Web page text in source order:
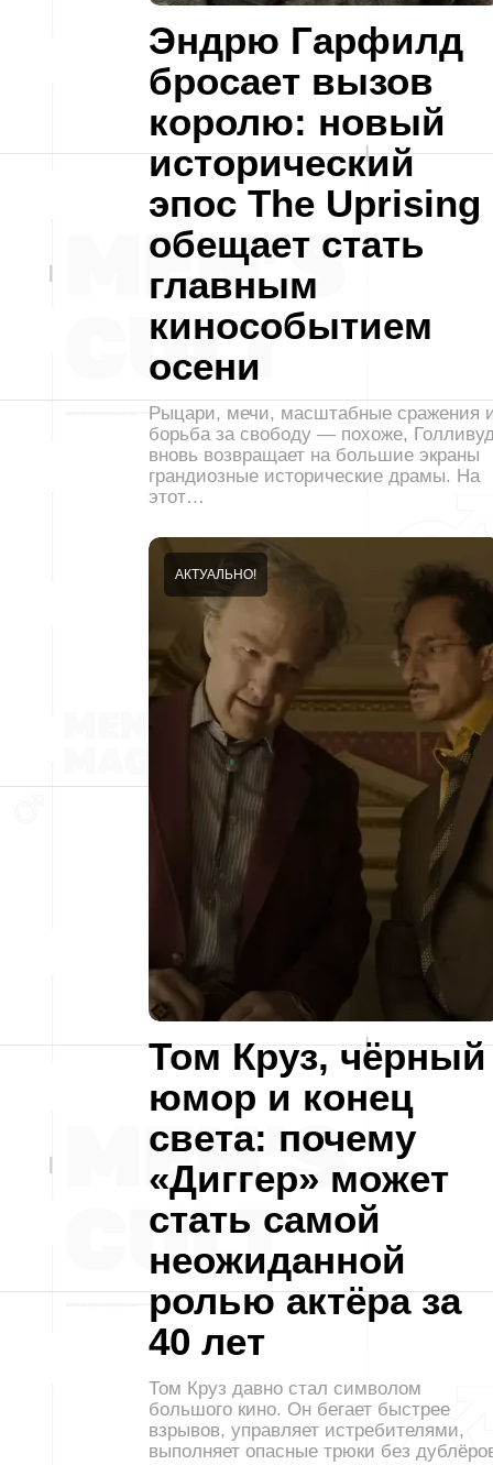
Эндрю Гарфилд
бросает вызов
королю: новый
исторический
эпос The Uprising
обещает стать
главным
кинособытием
осени
Рыцари, мечи, масштабные сражения
борьба за свободу — похоже,
вновь возвращает на большие экраны
грандиозные исторические драмы. На
этот…
Том Круз, чёрный
юмор и конец
света: почему
«Диггер» может
стать самой
неожиданной
ролью актёра за
40 лет
АКТУАЛЬНО!
Том Круз давно стал символом
большого кино. Он бегает быстрее
взрывов, управляет истребителями,
выполняет опасные трюки без